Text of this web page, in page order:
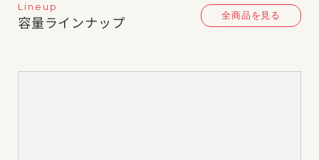
Lineup
容量ラインナップ 全商品を見る